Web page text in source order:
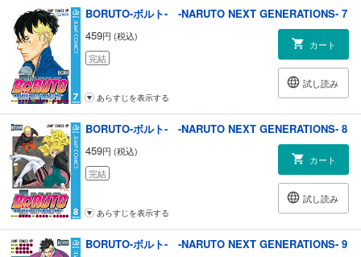
BORUTO-ボルト- -NARUTO NEXT GENERATIONS- 7
459円 (税込)
完結
カート
試し読み
あらすじを表示する
BORUTO-ボルト- -NARUTO NEXT GENERATIONS- 8
459円 (税込)
完結
カート
試し読み
あらすじを表示する
BORUTO-ボルト- -NARUTO NEXT GENERATIONS- 9